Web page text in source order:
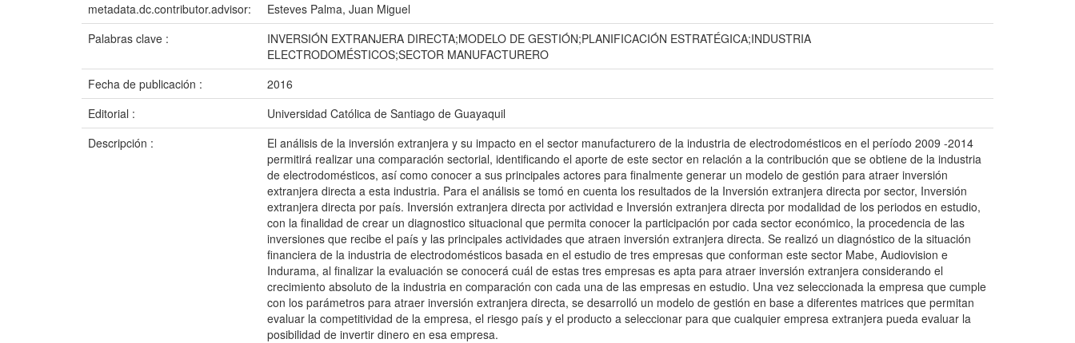
metadata.dc.contributor.advisor:
Esteves Palma, Juan Miguel
Palabras clave :
INVERSIÓN EXTRANJERA DIRECTA;MODELO DE GESTIÓN;PLANIFICACIÓN ESTRATÉGICA;INDUSTRIA
ELECTRODOMÉSTICOS;SECTOR MANUFACTURERO
Fecha de publicación :
2016
Editorial :
Universidad Católica de Santiago de Guayaquil
Descripción :
El análisis de la inversión extranjera y su impacto en el sector manufacturero de la industria de electrodomésticos en el período 2009 -2014
permitirá realizar una comparación sectorial, identificando el aporte de este sector en relación a la contribución que se obtiene de la industria
de electrodomésticos, así como conocer a sus principales actores para finalmente generar un modelo de gestión para atraer inversión
extranjera directa a esta industria. Para el análisis se tomó en cuenta los resultados de la Inversión extranjera directa por sector, Inversión
extranjera directa por país. Inversión extranjera directa por actividad e Inversión extranjera directa por modalidad de los periodos en estudio,
con la finalidad de crear un diagnostico situacional que permita conocer la participación por cada sector económico, la procedencia de las
inversiones que recibe el país y las principales actividades que atraen inversión extranjera directa. Se realizó un diagnóstico de la situación
financiera de la industria de electrodomésticos basada en el estudio de tres empresas que conforman este sector Mabe, Audiovision e
Indurama, al finalizar la evaluación se conocerá cuál de estas tres empresas es apta para atraer inversión extranjera considerando el
crecimiento absoluto de la industria en comparación con cada una de las empresas en estudio. Una vez seleccionada la empresa que cumple
con los parámetros para atraer inversión extranjera directa, se desarrolló un modelo de gestión en base a diferentes matrices que permitan
evaluar la competitividad de la empresa, el riesgo país y el producto a seleccionar para que cualquier empresa extranjera pueda evaluar la
posibilidad de invertir dinero en esa empresa.